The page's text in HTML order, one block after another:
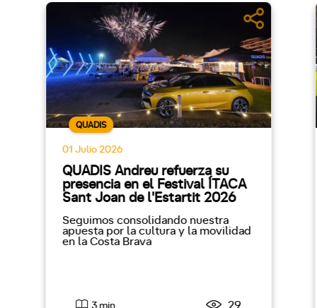
QUADIS
01 Julio 2026
QUADIS Andreu refuerza su
presencia en el Festival ÍTACA
Sant Joan de l'Estartit 2026
Seguimos consolidando nuestra
apuesta por la cultura y la movilidad
en la Costa Brava
3 min. 29